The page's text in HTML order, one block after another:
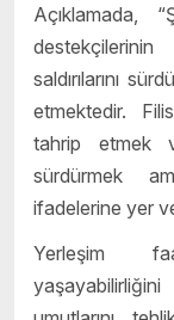
Açıklamada,
saldırılarını
etmektedir.
tahrip etmek
sürdürmek
ifadelerine yer
Yerleşim